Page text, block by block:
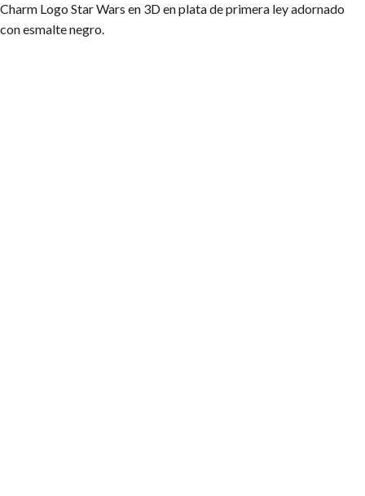
Charm Logo Star Wars en 3D en plata de primera ley adornado
con esmalte negro.